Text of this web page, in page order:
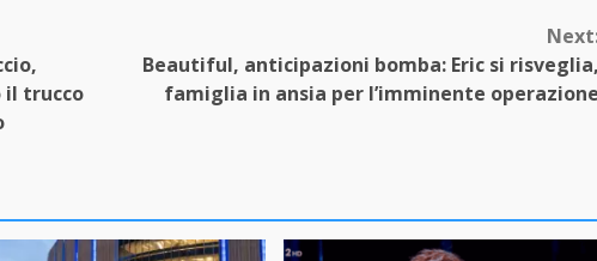
il trucco
Beautiful, anticipazioni bomba: Eric si
famiglia in ansia per l’imminente